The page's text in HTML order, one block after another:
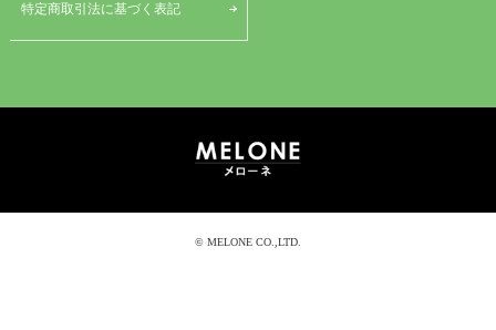
特定商取引法に基づく表記
© MELONE CO.,LTD.